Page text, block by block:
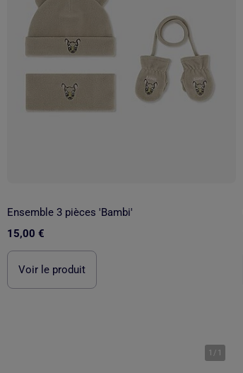
Ensemble 3 pièces 'Bambi'
15,00 €
Voir le produit
1 / 1